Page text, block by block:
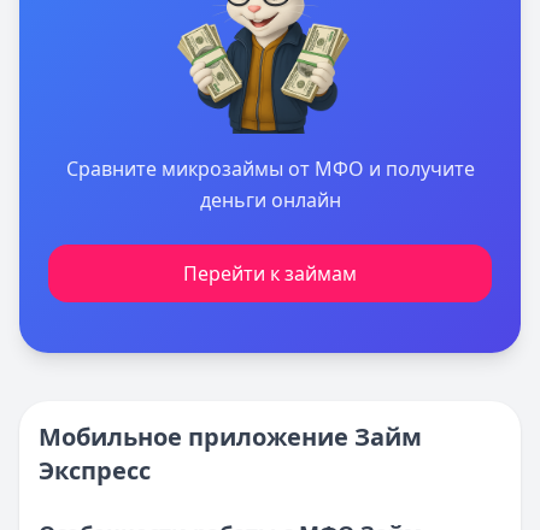
Сравните микрозаймы от МФО и получите
деньги онлайн
Перейти к займам
Мобильное приложение Займ
Экспресс